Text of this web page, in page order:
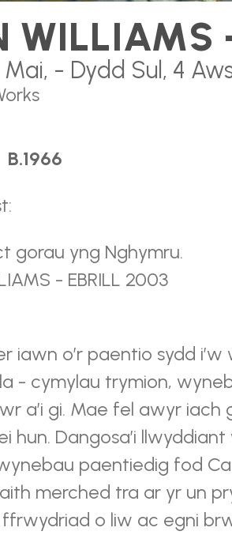
WILLIAMS
- Dydd Sul, 4
gorau yng Nghymru.
- EBRILL 2003
iawn o’r paentio sydd
- cymylau trymion,
a’i gi. Mae fel awyr iach
hun. Dangosa’i
paentiedig fod
merched tra ar yr un
o liw ac egni